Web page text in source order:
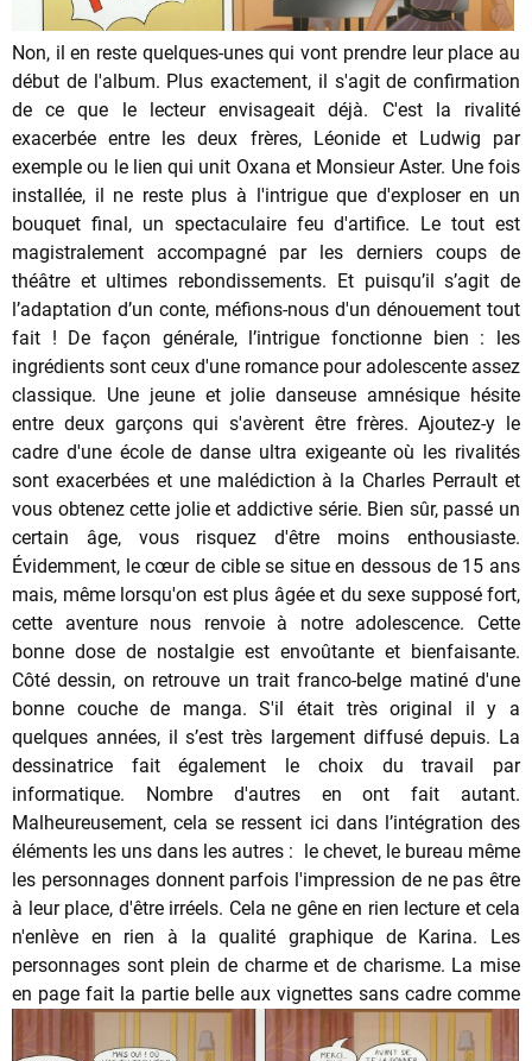
Non, il en reste quelques-unes qui vont prendre leur place au
début de l'album. Plus exactement, il s'agit de confirmation
de ce que le lecteur envisageait déjà. C'est la rivalité
exacerbée entre les deux frères, Léonide et Ludwig par
exemple ou le lien qui unit Oxana et Monsieur Aster. Une fois
installée, il ne reste plus à l'intrigue que d'exploser en un
bouquet final, un spectaculaire feu d'artifice. Le tout est
magistralement accompagné par les derniers coups de
théâtre et ultimes rebondissements. Et puisqu’il s’agit de
l’adaptation d’un conte, méfions-nous d'un dénouement tout
fait ! De façon générale, l’intrigue fonctionne bien : les
ingrédients sont ceux d'une romance pour adolescente assez
classique. Une jeune et jolie danseuse amnésique hésite
entre deux garçons qui s'avèrent être frères. Ajoutez-y le
cadre d'une école de danse ultra exigeante où les rivalités
sont exacerbées et une malédiction à la Charles Perrault et
vous obtenez cette jolie et addictive série. Bien sûr, passé un
certain âge, vous risquez d'être moins enthousiaste.
Évidemment, le cœur de cible se situe en dessous de 15 ans
mais, même lorsqu'on est plus âgée et du sexe supposé fort,
cette aventure nous renvoie à notre adolescence. Cette
bonne dose de nostalgie est envoûtante et bienfaisante.
Côté dessin, on retrouve un trait franco-belge matiné d'une
bonne couche de manga. S'il était très original il y a
quelques années, il s’est très largement diffusé depuis. La
dessinatrice fait également le choix du travail par
informatique. Nombre d'autres en ont fait autant.
Malheureusement, cela se ressent ici dans l’intégration des
éléments les uns dans les autres : le chevet, le bureau même
les personnages donnent parfois l'impression de ne pas être
à leur place, d'être irréels. Cela ne gêne en rien lecture et cela
n'enlève en rien à la qualité graphique de Karina. Les
personnages sont plein de charme et de charisme. La mise
en page fait la partie belle aux vignettes sans cadre comme